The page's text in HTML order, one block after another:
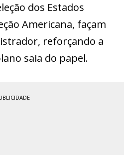
dos Estados
Americana, façam
reforçando a
saia do papel.